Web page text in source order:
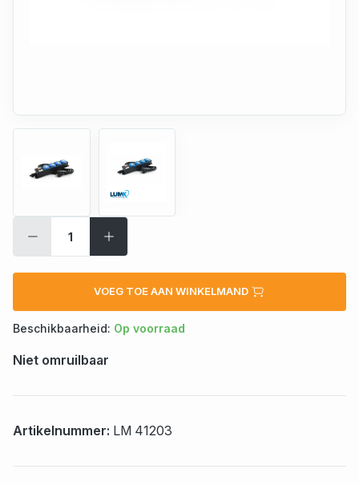
VOEG TOE AAN WINKELMAND
Beschikbaarheid: Op voorraad
Niet omruilbaar
Artikelnummer: LM 41203